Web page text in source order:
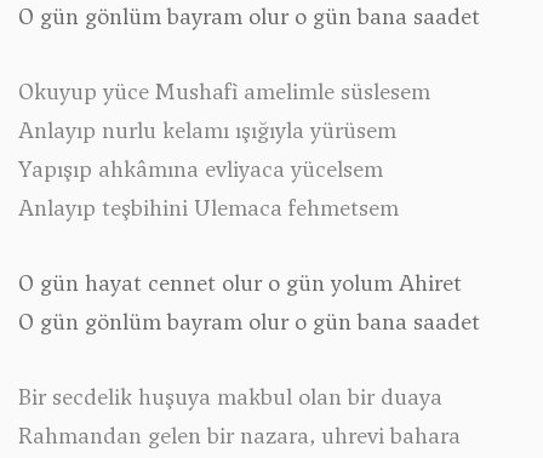
O gün gönlüm bayram olur o gün bana saadet
Okuyup yüce Mushaf`ı amelimle süslesem
Anlayıp nurlu kelamı ışığıyla yürüsem
Yapışıp ahkâmına evliyaca yücelsem
Anlayıp teşbihini Ulemaca fehmetsem
O gün hayat cennet olur o gün yolum Ahiret
O gün gönlüm bayram olur o gün bana saadet
Bir secdelik huşuya makbul olan bir duaya
Rahmandan gelen bir nazara, uhrevi bahara